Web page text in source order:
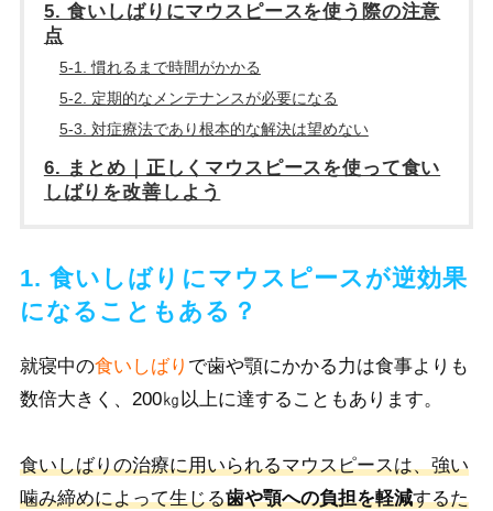
5. 食いしばりにマウスピースを使う際の注意
点
5-1. 慣れるまで時間がかかる
5-2. 定期的なメンテナンスが必要になる
5-3. 対症療法であり根本的な解決は望めない
6. まとめ｜正しくマウスピースを使って食い
しばりを改善しよう
1. 食いしばりにマウスピースが逆効果
になることもある？
就寝中の食いしばり で歯や顎にかかる力は食事よりも
数倍大きく、200㎏以上に達することもあります。
食いしばりの治療に用いられるマウスピースは、強い
噛み締めによって生じる歯や顎への負担を軽減するた